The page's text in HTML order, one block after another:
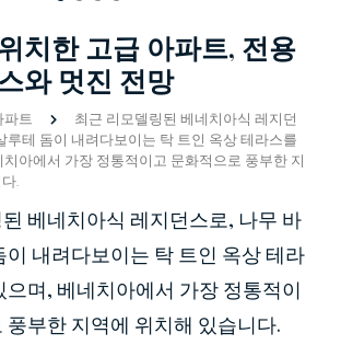
치한 고급 아파트, 전용
와 멋진 전망
파트
최근 리모델링된 베네치아식 레지던
루테 돔이 내려다보이는 탁 트인 옥상 테라스를
아에서 가장 정통적이고 문화적으로 풍부한 지
.
베네치아식 레지던스로, 나무 바
이 내려다보이는 탁 트인 옥상 테라
으며, 베네치아에서 가장 정통적이
풍부한 지역에 위치해 있습니다.